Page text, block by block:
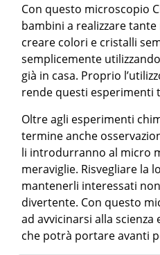
Con questo microscopio
bambini a realizzare
creare colori e cristalli
semplicemente
già in casa. Proprio
rende questi esperimenti
Oltre agli esperimenti
termine anche
li introdurranno al micro
meraviglie. Risvegliare la
mantenerli interessati
divertente. Con questo
ad avvicinarsi alla
che potrà portare avanti